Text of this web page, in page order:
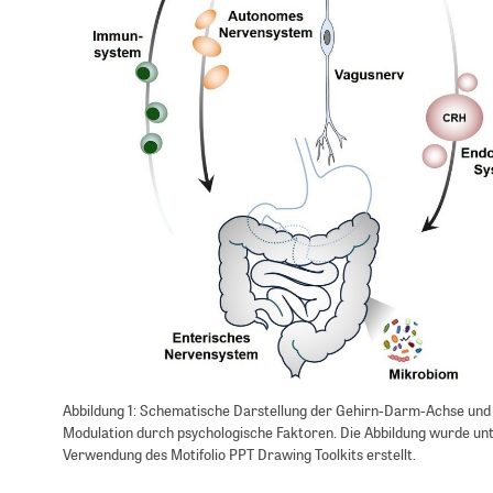
Abbildung 1: Schematische Darstellung der Gehirn-Darm-Achse und
Modulation durch psychologische Faktoren. Die Abbildung wurde
Verwendung des Motifolio PPT Drawing Toolkits erstellt.